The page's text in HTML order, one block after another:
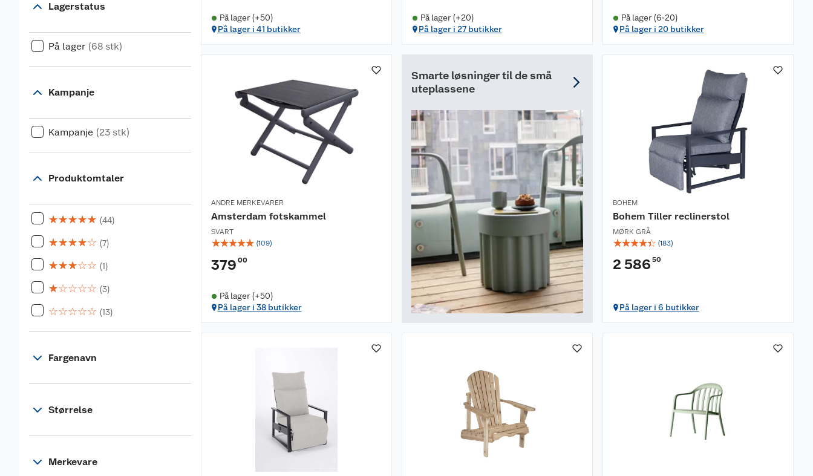
Lagerstatus
På lager (68 stk)
Kampanje
Kampanje (23 stk)
Produktomtaler
☆☆☆☆☆ (44)
☆☆☆☆☆ (7)
☆☆☆☆☆ (1)
☆☆☆☆☆ (3)
☆☆☆☆☆ (13)
Fargenavn
Størrelse
Merkevare
På lager (+50)
På lager i 41 butikker
På lager (+20)
På lager i 27 butikker
På lager (6-20)
På lager i 20 butikker
ANDRE MERKEVARER
Amsterdam fotskammel
SVART
☆☆☆☆☆ (109)
379 00
På lager (+50)
På lager i 38 butikker
Smarte løsninger til de små
uteplassene
BOHEM
Bohem Tiller reclinerstol
MØRK GRÅ
☆☆☆☆☆ (183)
2 586 50
På lager i 6 butikker